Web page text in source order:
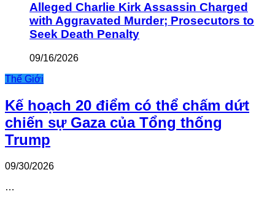
Alleged Charlie Kirk Assassin Charged
with Aggravated Murder; Prosecutors to
Seek Death Penalty
09/16/2026
Thế Giới
Kế hoạch 20 điểm có thể chấm dứt
chiến sự Gaza của Tổng thống
Trump
09/30/2026
…